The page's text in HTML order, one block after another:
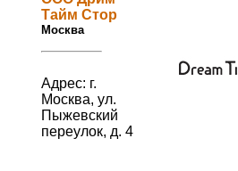
Тайм Стор
Москва
Адрес: г.
Москва, ул.
Пыжевский
переулок, д. 4